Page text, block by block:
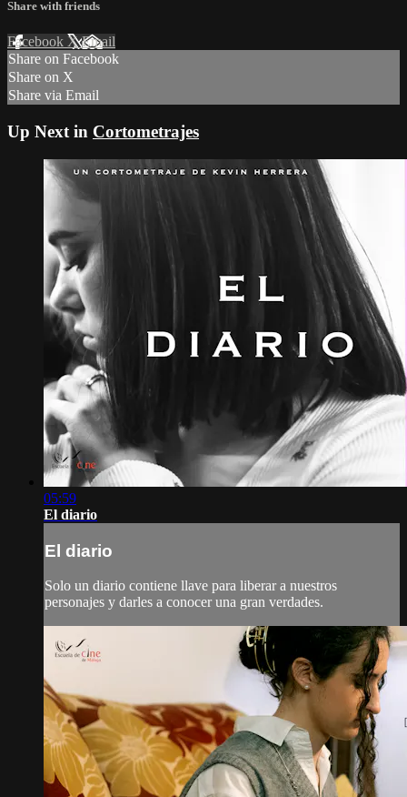
Share with friends
Facebook XEmail
Share on Facebook
Share on X
Share via Email
Up Next in Cortometrajes
05:59
El diario
El diario
Solo un diario contiene llave para liberar a nuestros
personajes y darles a conocer una gran verdades.